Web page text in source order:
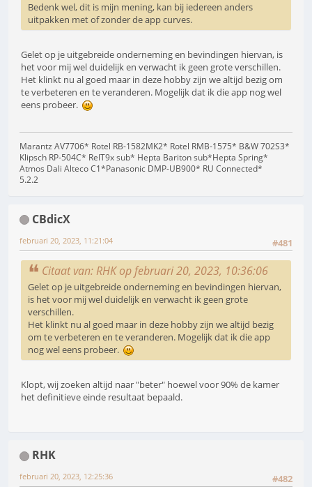
Bedenk wel, dit is mijn mening, kan bij iedereen anders
uitpakken met of zonder de app curves.
Gelet op je uitgebreide onderneming en bevindingen hiervan, is
het voor mij wel duidelijk en verwacht ik geen grote verschillen.
Het klinkt nu al goed maar in deze hobby zijn we altijd bezig om
te verbeteren en te veranderen. Mogelijk dat ik die app nog wel
eens probeer.
Marantz AV7706* Rotel RB-1582MK2* Rotel RMB-1575* B&W 702S3*
Klipsch RP-504C* RelT9x sub* Hepta Bariton sub*Hepta Spring*
Atmos Dali Alteco C1*Panasonic DMP-UB900* RU Connected*
5.2.2
CBdicX
#481
februari 20, 2023, 11:21:04
Citaat van: RHK op februari 20, 2023, 10:36:06
Gelet op je uitgebreide onderneming en bevindingen hiervan,
is het voor mij wel duidelijk en verwacht ik geen grote
verschillen.
Het klinkt nu al goed maar in deze hobby zijn we altijd bezig
om te verbeteren en te veranderen. Mogelijk dat ik die app
nog wel eens probeer.
Klopt, wij zoeken altijd naar "beter" hoewel voor 90% de kamer
het definitieve einde resultaat bepaald.
RHK
#482
februari 20, 2023, 12:25:36